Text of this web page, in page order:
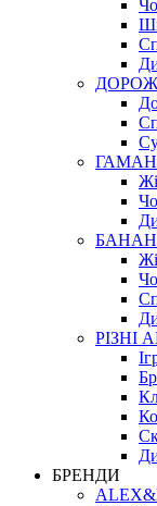
РІЗНІ
БРЕНДИ